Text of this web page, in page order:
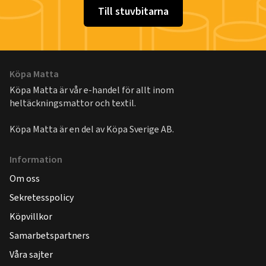
Till stuvbitarna
Köpa Matta
Köpa Matta är vår e-handel för allt inom
heltäckningsmattor och textil.
Köpa Matta är en del avKöpa Sverige AB.
Information
Om oss
Sekretesspolicy
Köpvillkor
Samarbetspartners
Våra sajter